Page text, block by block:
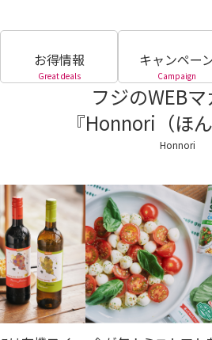
お得情報
Great deals
キャンペー
Campaign
フジのWEB
『Honnori（ほ
Honnori